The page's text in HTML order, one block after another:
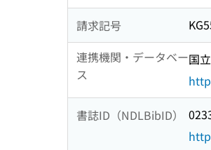
請求記号
連携機関・データベー
ス
国
書誌ID（NDLBibID）